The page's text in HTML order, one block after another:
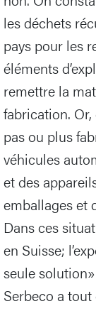
les déchets
pays pour les
éléments
remettre la
fabrication.
pas ou plus
véhicules
et des
emballages et
Dans ces
en Suisse;
seule
Serbeco a